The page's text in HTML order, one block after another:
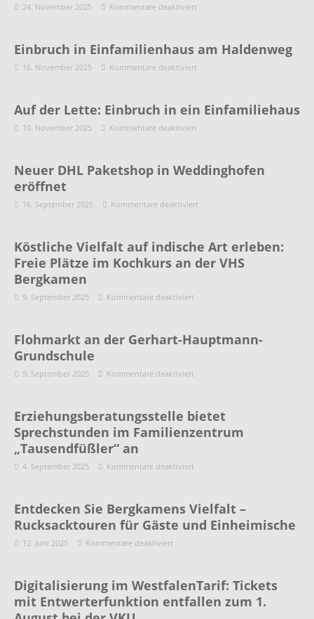
24. November 2025 Kommentare deaktiviert
Einbruch in Einfamilienhaus am Haldenweg
16. November 2025 Kommentare deaktiviert
Auf der Lette: Einbruch in ein Einfamiliehaus
10. November 2025 Kommentare deaktiviert
Neuer DHL Paketshop in Weddinghofen
eröffnet
16. September 2025 Kommentare deaktiviert
Köstliche Vielfalt auf indische Art erleben:
Freie Plätze im Kochkurs an der VHS
Bergkamen
9. September 2025 Kommentare deaktiviert
Flohmarkt an der Gerhart-Hauptmann-
Grundschule
9. September 2025 Kommentare deaktiviert
Erziehungsberatungsstelle bietet
Sprechstunden im Familienzentrum
„Tausendfüßler“ an
4. September 2025 Kommentare deaktiviert
Entdecken Sie Bergkamens Vielfalt –
Rucksacktouren für Gäste und Einheimische
12. Juni 2025 Kommentare deaktiviert
Digitalisierung im WestfalenTarif: Tickets
mit Entwerterfunktion entfallen zum 1.